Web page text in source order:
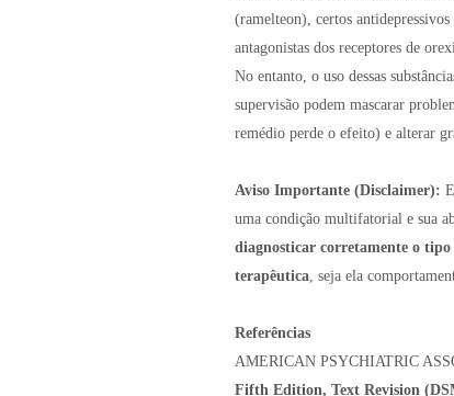
(ramelteon), certos
antagonistas dos receptores de
No entanto, o uso dessas
supervisão podem mascarar
remédio perde o efeito) e alterar
Aviso Importante (Disclaimer):
uma condição multifatorial e sua
diagnosticar corretamente o
terapêutica , seja ela
Referências
AMERICAN PSYCHIATRIC
Fifth Edition, Text Revision